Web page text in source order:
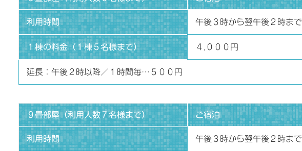
利用時間 午後３時から翌午後２時まで
１棟の料金（１棟５名様まで） ４,０００円
延長：午後２時以降／１時間毎…５００円
９畳部屋（利用人数７名様まで） ご宿泊
利用時間 午後３時から翌午後２時まで